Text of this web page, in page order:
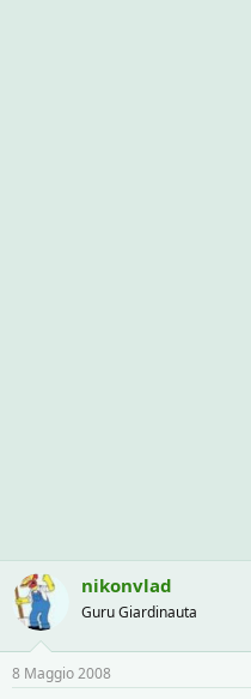
nikonvlad
Guru Giardinauta
8 Maggio 2008